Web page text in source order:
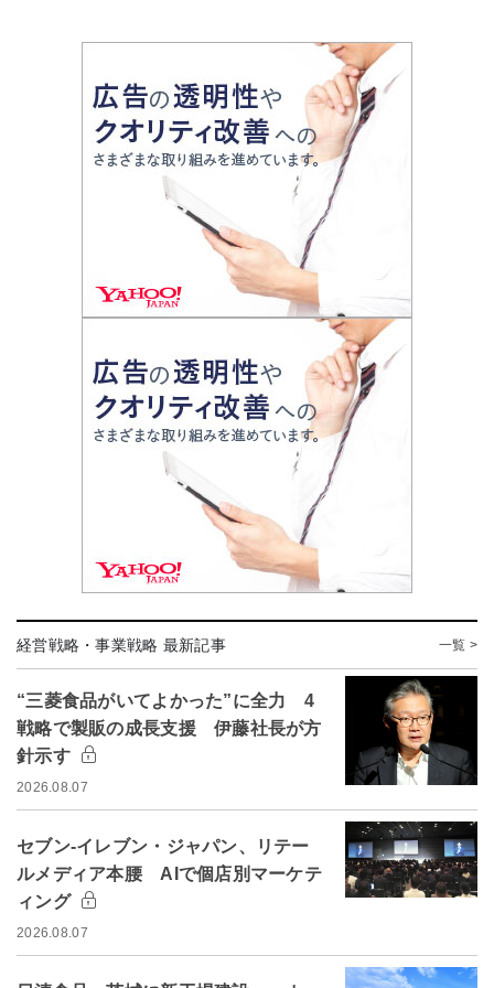
経営戦略・事業戦略 最新記事 一覧 >
“三菱食品がいてよかった”に全力 4
戦略で製販の成長支援 伊藤社長が方
針示す
2026.08.07
セブン-イレブン・ジャパン、リテー
ルメディア本腰 AIで個店別マーケテ
ィング
2026.08.07